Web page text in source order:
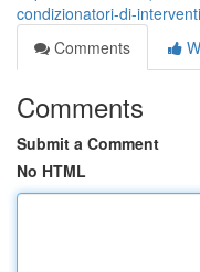
condizionatori-di-
Comments
Comments
Submit a Comment
No HTML